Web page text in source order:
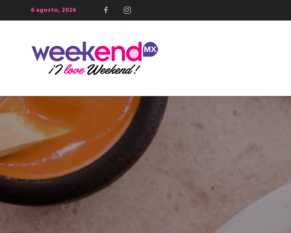
6 agosto, 2026